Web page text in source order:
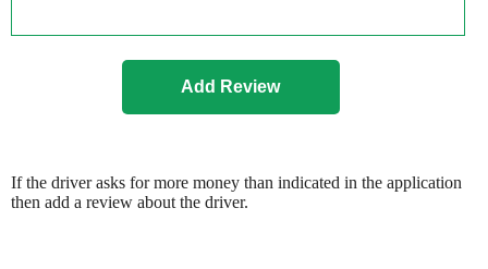
If the driver asks for more money than indicated in the application
then add a review about the driver.